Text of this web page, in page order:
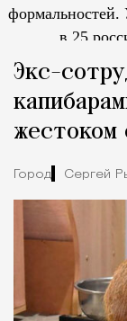
формальностей.
в 25
Экс-
жестоком
Город Сергей